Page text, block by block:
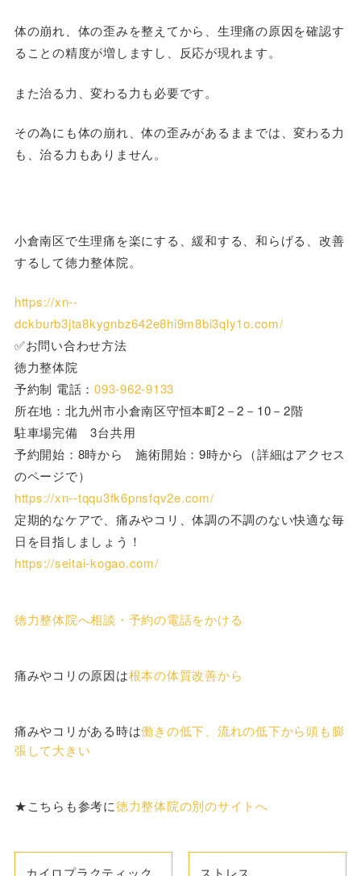
体の崩れ、体の歪みを整えてから、生理痛の原因を確認す
ることの精度が増しますし、反応が現れます。
また治る力、変わる力も必要です。
その為にも体の崩れ、体の歪みがあるままでは、変わる力
も、治る力もありません。
小倉南区で生理痛を楽にする、緩和する、和らげる、改善
するして徳力整体院。
https://xn--
dckburb3jta8kygnbz642e8hi9m8bi3qly1o.com/
✅お問い合わせ方法
徳力整体院
予約制 電話：093-962-9133
所在地：北九州市小倉南区守恒本町2－2－10－2階
駐車場完備 3台共用
予約開始：8時から 施術開始：9時から（詳細はアクセス
のページで）
https://xn--tqqu3fk6pnsfqv2e.com/
定期的なケアで、痛みやコリ、体調の不調のない快適な毎
日を目指しましょう！
https://seitai-kogao.com/
徳力整体院へ相談・予約の電話をかける
痛みやコリの原因は根本の体質改善から
痛みやコリがある時は働きの低下、流れの低下から頭も膨
張して大きい
★こちらも参考に徳力整体院の別のサイトへ
カイロプラクティック ストレス